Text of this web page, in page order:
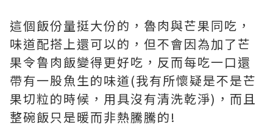
這個飯份量挺大份的，魯肉與芒果同吃，
味道配搭上還可以的，但不會因為加了芒
果令鲁肉飯變得更好吃，反而每吃一口還
帶有一股魚生的味道(我有所懷疑是不是芒
果切粒的時候，用具沒有清洗乾淨)，而且
整碗飯只是暖而非熱騰騰的!